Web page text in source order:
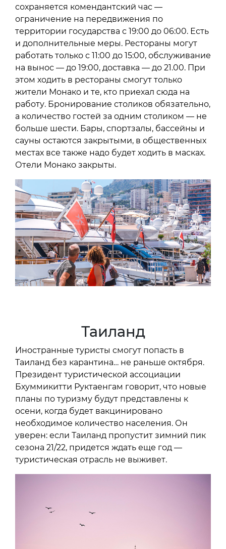
сохраняется комендантский час —
ограничение на передвижения по
территории государства с 19:00 до 06:00. Есть
и дополнительные меры. Рестораны могут
работать только с 11:00 до 15:00, обслуживание
на вынос — до 19:00, доставка — до 21.00. При
этом ходить в рестораны смогут только
жители Монако и те, кто приехал сюда на
работу. Бронирование столиков обязательно,
а количество гостей за одним столиком — не
больше шести. Бары, спортзалы, бассейны и
сауны остаются закрытыми, в общественных
местах все также надо будет ходить в масках.
Отели Монако закрыты.
Таиланд
Иностранные туристы смогут попасть в
Таиланд без карантина… не раньше октября.
Президент туристической ассоциации
Бхуммикитти Руктаенгам говорит, что новые
планы по туризму будут представлены к
осени, когда будет вакцинировано
необходимое количество населения. Он
уверен: если Таиланд пропустит зимний пик
сезона 21/22, придется ждать еще год —
туристическая отрасль не выживет.